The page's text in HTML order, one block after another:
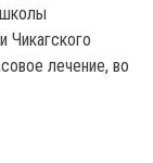
Чикагского
лечение, во